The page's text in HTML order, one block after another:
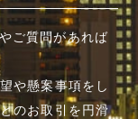
ご質問があれば
や懸案事項を し
のお取引を円滑